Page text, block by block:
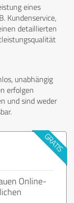
eines
Kundenservice,
detaillierten
unabhängig
erfolgen
und sind weder
Online-